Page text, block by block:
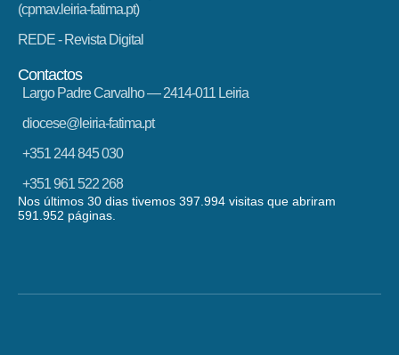
(cpmav.leiria-fatima.pt)
REDE - Revista Digital
Contactos
Largo Padre Carvalho — 2414-011 Leiria
diocese@leiria-fatima.pt
+351 244 845 030
+351 961 522 268
Nos últimos 30 dias tivemos 397.994 visitas que abriram
591.952 páginas.